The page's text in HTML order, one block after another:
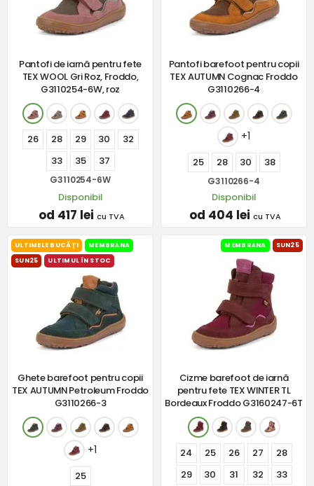
Pantofi de iarnă pentru fete
TEX WOOL Gri Roz, Froddo,
G3110254-6W, roz
26 28 29 30
32
33
35 37
G3110254-6W
Disponibil
od 417 lei cu TVA
Pantofi barefoot pentru copii
TEX AUTUMN Cognac Froddo
G3110266-4
+1
25 28 30 38
G3110266-4
Disponibil
od 404 lei cu TVA
ULTIMELE BUCĂȚI
MEMBRÁNA
SUN25
ULTIMUL ÎN STOC
Ghete barefoot pentru copii
TEX AUTUMN Petroleum Froddo
G3110266-3
+1
25
MEMBRÁNA SUN25
Cizme barefoot de iarnă
pentru fete TEX WINTER TL
Bordeaux Froddo G3160247-6T
24 25 26 27
28
29
30 31 32 33